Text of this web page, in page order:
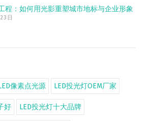
程：如何用光影重塑城市地标与企业形象
日
像素点光源 LED投光灯OEM厂家
好 LED投光灯十大品牌